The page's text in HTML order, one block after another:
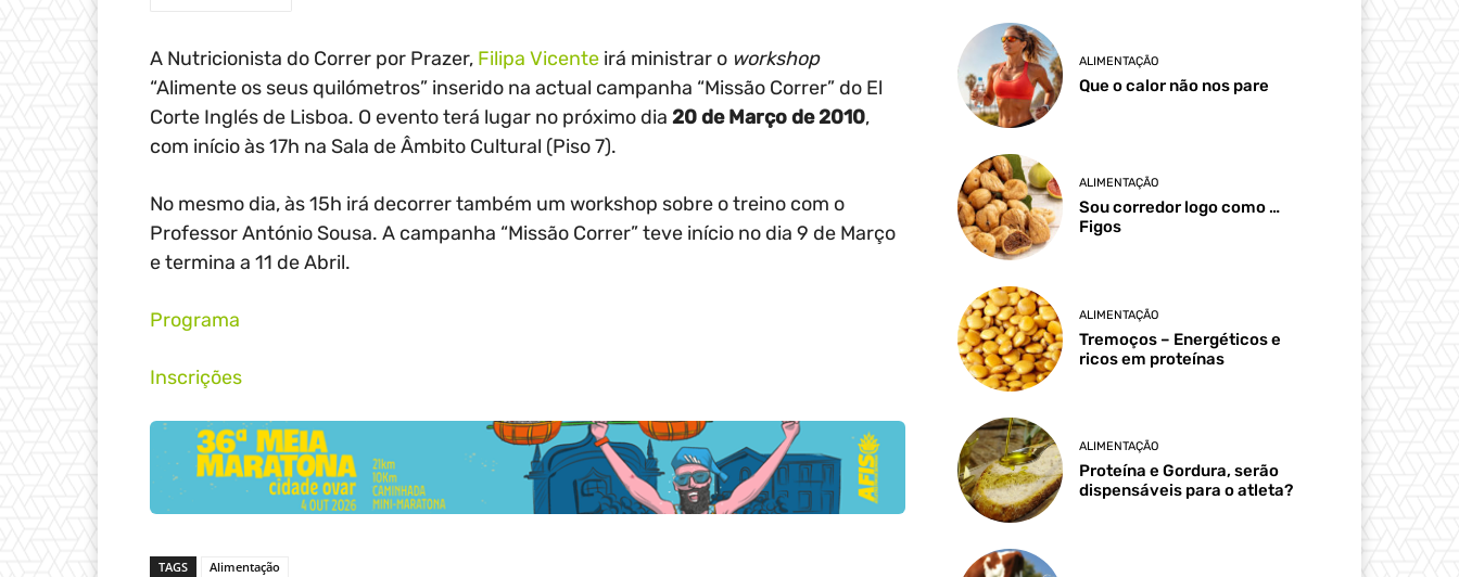
A Nutricionista do Correr por Prazer, Filipa Vicente irá ministrar o workshop
“Alimente os seus quilómetros” inserido na actual campanha “Missão Correr” do El
Corte Inglés de Lisboa. O evento terá lugar no próximo dia 20 de Março de 2010,
com início às 17h na Sala de Âmbito Cultural (Piso 7).
No mesmo dia, às 15h irá decorrer também um workshop sobre o treino com o
Professor António Sousa. A campanha “Missão Correr” teve início no dia 9 de Março
e termina a 11 de Abril.
Programa
Inscrições
TAGS Alimentação
ALIMENTAÇÃO
Que o calor não nos pare
ALIMENTAÇÃO
Sou corredor logo como …
Figos
ALIMENTAÇÃO
Tremoços – Energéticos e
ricos em proteínas
ALIMENTAÇÃO
Proteína e Gordura, serão
dispensáveis para o atleta?